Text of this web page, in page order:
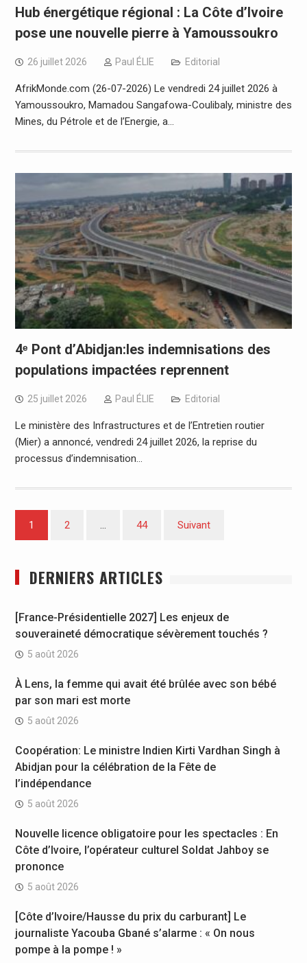
Hub énergétique régional : La Côte d’Ivoire
pose une nouvelle pierre à Yamoussoukro
26 juillet 2026 Paul ÉLIE Editorial
AfrikMonde.com (26-07-2026) Le vendredi 24 juillet 2026 à
Yamoussoukro, Mamadou Sangafowa-Coulibaly, ministre des
Mines, du Pétrole et de l’Energie, a…
4ᵉ Pont d’Abidjan:les indemnisations des
populations impactées reprennent
25 juillet 2026 Paul ÉLIE Editorial
Le ministère des Infrastructures et de l’Entretien routier
(Mier) a annoncé, vendredi 24 juillet 2026, la reprise du
processus d’indemnisation…
Pagination
des
1 2 … 44 Suivant
DERNIERS ARTICLES
[France-Présidentielle 2027] Les enjeux de
souveraineté démocratique sévèrement touchés ?
5 août 2026
À Lens, la femme qui avait été brûlée avec son bébé
par son mari est morte
5 août 2026
Coopération: Le ministre Indien Kirti Vardhan Singh à
Abidjan pour la célébration de la Fête de
l’indépendance
5 août 2026
Nouvelle licence obligatoire pour les spectacles : En
Côte d’Ivoire, l’opérateur culturel Soldat Jahboy se
prononce
5 août 2026
[Côte d’Ivoire/Hausse du prix du carburant] Le
journaliste Yacouba Gbané s’alarme : « On nous
pompe à la pompe ! »